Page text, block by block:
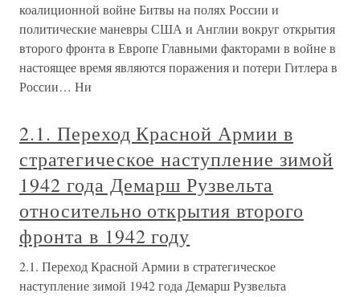
коалиционной войне Битвы на полях России и
политические маневры США и Англии вокруг открытия
второго фронта в Европе Главными факторами в войне в
настоящее время являются поражения и потери Гитлера в
России… Ни
2.1. Переход Красной Армии в
стратегическое наступление зимой
1942 года Демарш Рузвельта
относительно открытия второго
фронта в 1942 году
2.1. Переход Красной Армии в стратегическое
наступление зимой 1942 года Демарш Рузвельта